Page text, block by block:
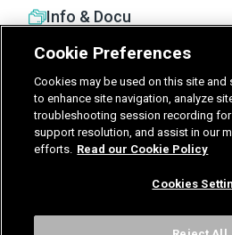
Info & Docu
United Kingdom
België -
Cookie Preferences
Cookies may be used on this site and
to enhance site navigation, analyze
troubleshooting session recording
support resolution, and assist in our
efforts. Read our Cookie Policy
Cookies